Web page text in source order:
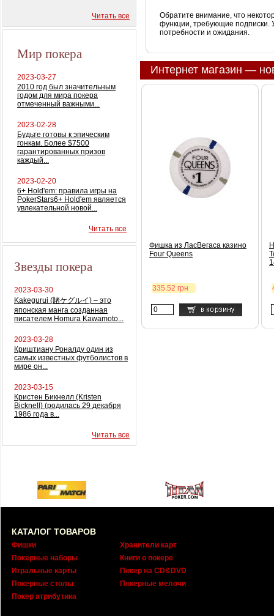
Читать все
Мир покера
2023-03-27
2010 год был значительным
годом для мира покера
отмеченный важными...
2023-02-28
Будьте готовы к эпическим
гонкам. Более $7500
гарантированных призов
каждый...
2023-02-20
6+ Hold'em: правила игры на
PokerStars6+ Hold'em является
увлекательной новой...
Читать все
Звезды покера
2023-03-30
Kakegurui (賭ケグルイ) – это
японская манга созданная
писателем Homura Kawamoto...
2023-03-28
Криштиану Роналду один из
самых известных футболистов в
мире он...
2023-03-15
Кристен Бикнелл (Kristen
Bicknell) (родилась 29 декабря
1986 года в...
Читать все
Обратите внимание, что
функции, требующие подписки.
потребности и ожидания.
Интернет магазин —
Фишка из ЛасВегаса казино
Four Queens
335.52 грн
КАТАЛОГ ТОВАРОВ
Фишки
Покерные наборы
Игральные карты
Покерные столы
Покер атрибутика
Хранители карт
Книги о покере
Покер на CD&DVD
Покерные мелочи